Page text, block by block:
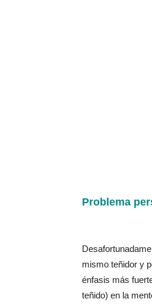
Problema
mismo teñidor y
énfasis más
teñido) en la